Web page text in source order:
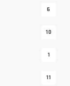
6
10
1
11